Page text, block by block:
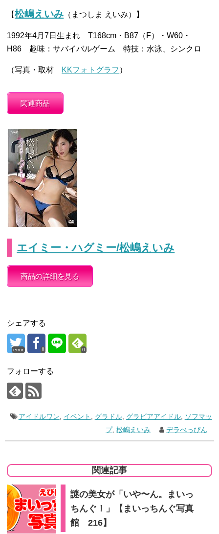
【松嶋えいみ （まつしま えいみ）】
1992年4月7日生まれ T168cm・B87（F）・W60・
H86 趣味：サバイバルゲーム 特技：水泳、シンクロ
（写真・取材 KKフォトグラフ ）
関連商品
エイミー・ハグミー/松嶋えいみ
商品の詳細を見る
シェアする
error 0
フォローする
アイドルワン, イベント , グラドル, グラビアアイドル, ソフマッ
プ,松嶋えいみ デラべっぴん
関連記事
謎の美女が「いや〜ん。まいっ
ちんぐ！」【まいっちんぐ写真
館 216】